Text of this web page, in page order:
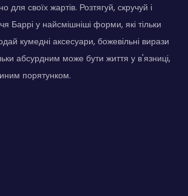
для своїх жартів. Розтягуй, скручуй і
Баррі у найсмішніші форми, які тільки
кумедні аксесуари, божевільні вирази
абсурдним може бути життя у в'язниці,
порятунком.